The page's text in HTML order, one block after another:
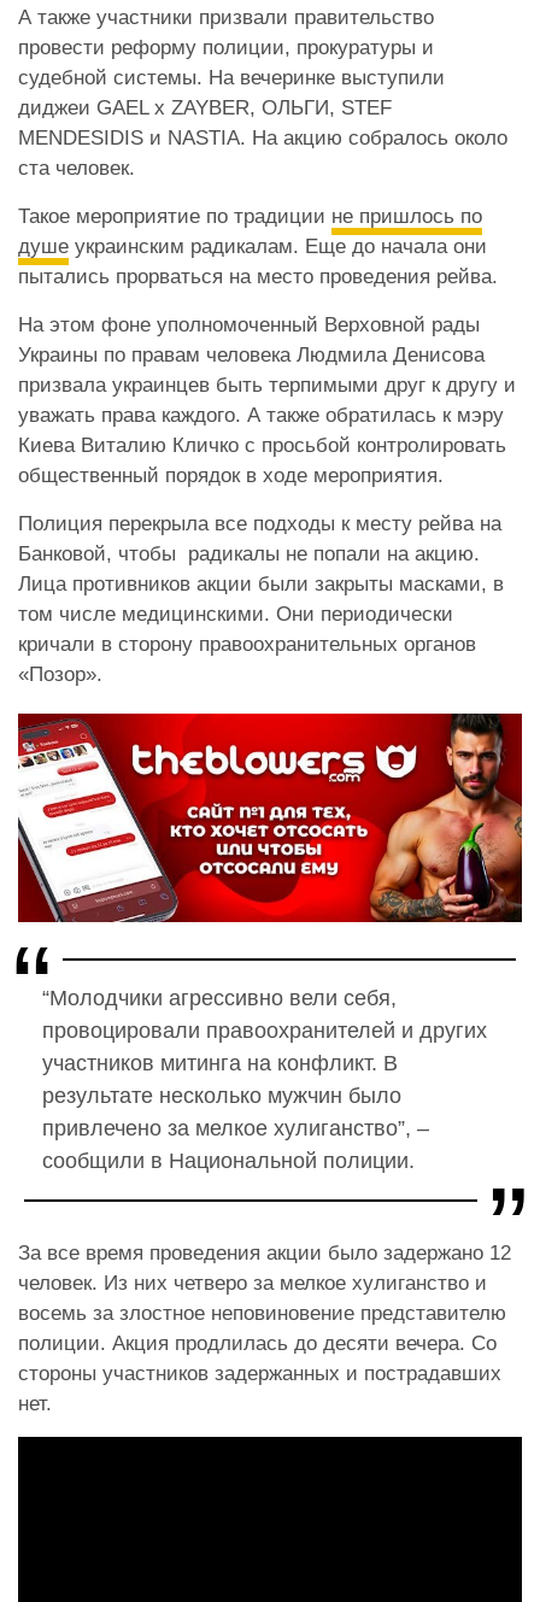
А также участники призвали правительство
провести реформу полиции, прокуратуры и
судебной системы. На вечеринке выступили
диджеи GAEL x ZAYBER, ОЛЬГИ, STEF
MENDESIDIS и NASTIA. На акцию собралось около
ста человек.
Такое мероприятие по традиции не пришлось по
душе украинским радикалам. Еще до начала они
пытались прорваться на место проведения рейва.
На этом фоне уполномоченный Верховной рады
Украины по правам человека Людмила Денисова
призвала украинцев быть терпимыми друг к другу и
уважать права каждого. А также обратилась к мэру
Киева Виталию Кличко с просьбой контролировать
общественный порядок в ходе мероприятия.
Полиция перекрыла все подходы к месту рейва на
Банковой, чтобы радикалы не попали на акцию.
Лица противников акции были закрыты масками, в
том числе медицинскими. Они периодически
кричали в сторону правоохранительных органов
«Позор».
“Молодчики агрессивно вели себя,
провоцировали правоохранителей и других
участников митинга на конфликт. В
результате несколько мужчин было
привлечено за мелкое хулиганство”, –
сообщили в Национальной полиции.
За все время проведения акции было задержано 12
человек. Из них четверо за мелкое хулиганство и
восемь за злостное неповиновение представителю
полиции. Акция продлилась до десяти вечера. Со
стороны участников задержанных и пострадавших
нет.